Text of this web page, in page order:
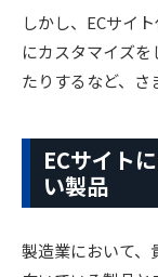
しかし、ECサイ
にカスタマイズ
たりするなど、さ
ECサイト
い製品
製造業において、